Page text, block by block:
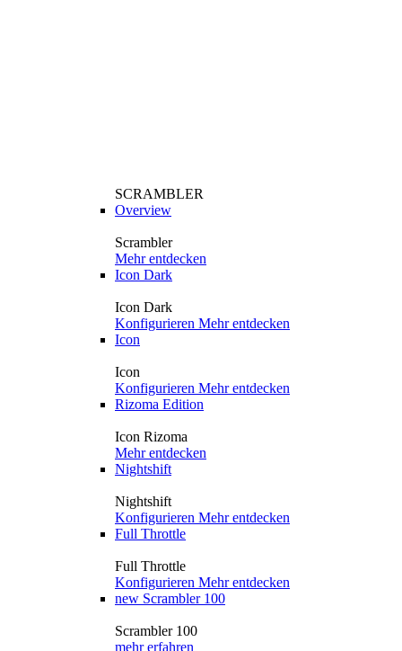
SCRAMBLER
Overview
Scrambler
Mehr entdecken
Icon Dark
Icon Dark
Konfigurieren Mehr entdecken
Icon
Icon
Konfigurieren Mehr entdecken
Rizoma Edition
Icon Rizoma
Mehr entdecken
Nightshift
Nightshift
Konfigurieren Mehr entdecken
Full Throttle
Full Throttle
Konfigurieren Mehr entdecken
new Scrambler 100
Scrambler 100
mehr erfahren